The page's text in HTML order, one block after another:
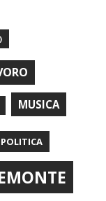
MUSICA
POLITICA